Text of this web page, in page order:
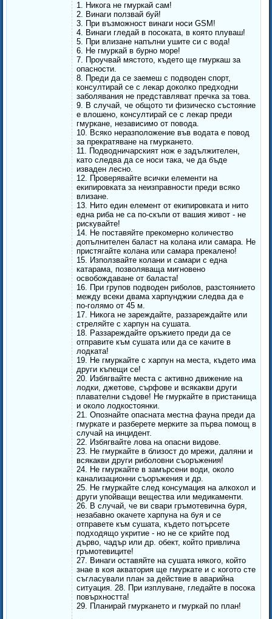
1. Никога не гмуркай сам!
2. Винаги ползвай буй!
3. При възможност винаги носи GSM!
4. Винаги гледай в посоката, в която плуваш!
5. При влизане напълни ушите си с вода!
6. Не гмуркай в бурно море!
7. Проучвай мястото, където ще гмуркаш за
опасности.
8. Преди да се заемеш с подводен спорт,
консултирай се с лекар доколко предходни
заболявания не представляват пречка за това.
9. В случай, че общото ти физическо състояние
е влошено, консултирай се с лекар преди
гмуркане, независимо от повода.
10. Всяко неразположение във водата е повод
за прекратяване на гмуркането.
11. Подводничарският нож е задължителен,
като следва да се носи така, че да бъде
изваден лесно.
12. Проверявайте всички елементи на
екипировката за неизправности преди всяко
влизане.
13. Нито един елемент от екипировката и нито
една риба не са по-скъпи от вашия живот - не
рискувайте!
14. Не поставяйте прекомерно количество
допълнителен баласт на колана или самара. Не
пристягайте колана или самара прекалено!
15. Използвайте колани и самари с една
катарама, позволяваща мигновено
освобождаване от баласта!
16. При групов подводен риболов, разстоянието
между всеки двама харпунджии следва да е
по-голямо от 45 м.
17. Никога не зареждайте, раззареждайте или
стреляйте с харпун на сушата.
18. Раззареждайте оръжието преди да се
отправите към сушата или да се качите в
лодката!
19. Не гмуркайте с харпун на места, където има
други къпещи се!
20. Избягвайте места с активно движение на
лодки, джетове, сърфове и всякакви други
плавателни съдове! Не гмуркайте в пристанища
и около лодкостоянки.
21. Опознайте опасната местна фауна преди да
гмуркате и разберете мерките за първа помощ в
случай на инцидент.
22. Избягвайте лова на опасни видове.
23. Не гмуркайте в близост до мрежи, даляни и
всякакви други риболовни съоръжения!
24. Не гмуркайте в замърсени води, около
канализационни съоръжения и др.
25. Не гмуркайте след консумация на алкохол и
други упойващи вещества или медикаменти.
26. В случай, че ви свари гръмотевична буря,
незабавно окачете харпуна на буя и се
отправете към сушата, където потърсете
подходящо укритие - но не се крийте под
дърво, чадър или др. обект, който привлича
гръмотевиците!
27. Винаги оставяйте на сушата някого, който
знае в коя акватория ще гмуркате и с когото сте
съгласували план за действие в аварийна
ситуация. 28. При изплуване, гледайте в посока
повърхността!
29. Планирай гмуркането и гмуркай по план!